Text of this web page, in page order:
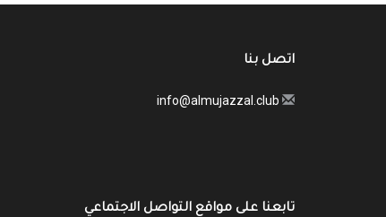
اتصل بنا
info@almujazzal.club
تابعنا على مواقع التواصل الاجتماعي